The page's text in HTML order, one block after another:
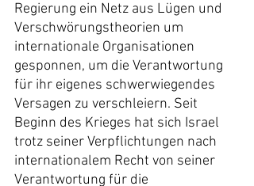
Regierung ein Netz aus Lügen und
Verschwörungstheorien um
internationale Organisationen
gesponnen, um die Verantwortung
für ihr eigenes schwerwiegendes
Versagen zu verschleiern. Seit
Beginn des Krieges hat sich Israel
trotz seiner Verpflichtungen nach
internationalem Recht von seiner
Verantwortung für die